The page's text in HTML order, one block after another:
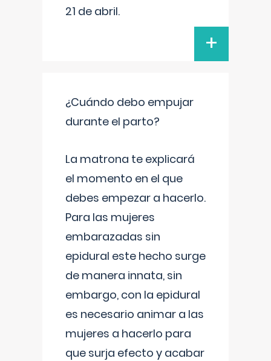
21 de abril.
+
¿Cuándo debo empujar
durante el parto?
La matrona te explicará
el momento en el que
debes empezar a hacerlo.
Para las mujeres
embarazadas sin
epidural este hecho surge
de manera innata, sin
embargo, con la epidural
es necesario animar a las
mujeres a hacerlo para
que surja efecto y acabar